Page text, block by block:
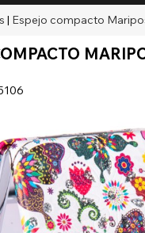
| Espejo compacto